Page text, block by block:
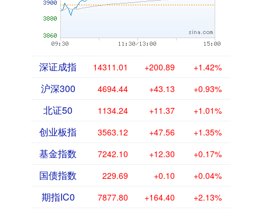
深证成指 14311.01 +200.89 +1.42%
沪深300 4694.44 +43.13 +0.93%
北证50 1134.24 +11.37 +1.01%
创业板指 3563.12 +47.56 +1.35%
基金指数 7242.10 +12.30 +0.17%
国债指数 229.69 +0.10 +0.04%
期指IC0 7877.80 +164.40 +2.13%